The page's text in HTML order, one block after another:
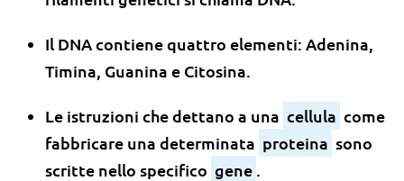
Il DNA contiene quattro elementi: Adenina,
Timina, Guanina e Citosina.
Le istruzioni che dettano a una cellula come
fabbricare una determinata proteina sono
scritte nello specifico gene .